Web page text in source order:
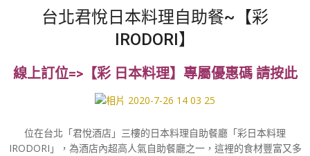
台北君悅日本料理自助餐~【彩
IRODORI】
線上訂位=>【彩 日本料理】專屬優惠碼 請按此
位在台北「君悅酒店」三樓的日本料理自助餐廳「彩日本料理
IRODORI」，為酒店內超高人氣自助餐廳之一，這裡的食材豐富又多